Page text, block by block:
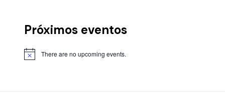
Próximos eventos
There are no upcoming events.